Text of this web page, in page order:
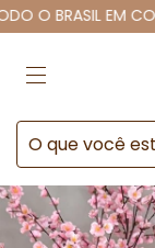
O BRASIL EM